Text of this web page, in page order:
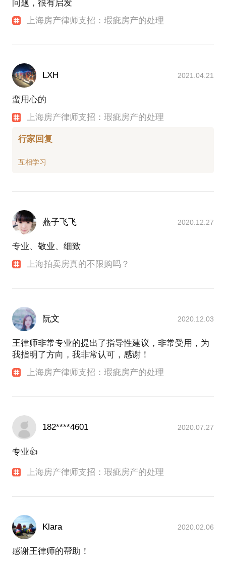
问题，很有启发
上海房产律师支招：瑕疵房产的处理
LXH 2021.04.21
蛮用心的
上海房产律师支招：瑕疵房产的处理
行家回复
燕子飞飞 2020.12.27
专业、敬业、细致
上海拍卖房真的不限购吗？
阮文 2020.12.03
王律师非常专业的提出了指导性建议，非常受用，为
我指明了方向，我非常认可，感谢！
上海房产律师支招：瑕疵房产的处理
182****4601 2020.07.27
专业👍
上海房产律师支招：瑕疵房产的处理
Klara 2020.02.06
感谢王律师的帮助！